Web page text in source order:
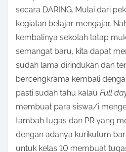
o
n
:
secara DARING. Mulai dari
kegiatan belajar mengajar.
kembalinya sekolah tatap
semangat baru, kita dapat
sudah lama dirindukan dan
bercengkrama kembali
pasti sudah tahu kalau Full
membuat para siswa/i
tambah tugas dan PR yang
dengan adanya kurikulum
untuk kelas 10 membuat